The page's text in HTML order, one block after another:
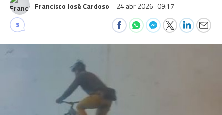
Francisco José Cardoso 24 abr 2026 09:17
3